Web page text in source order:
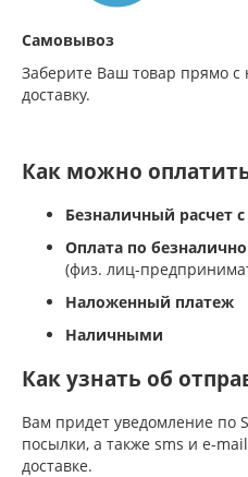
Самовывоз
Заберите Ваш товар прямо с
доставку.
Как можно
Безналичный расчет
Оплата по
(физ. лиц-
Наложенный платеж
Наличными
Как узнать об
Вам придет уведомление по
посылки, а также sms и e-
доставке.